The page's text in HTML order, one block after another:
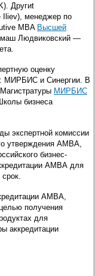
Другиt
менеджер по
MBA Высшей
Людвиковский —
оценку
МИРБИС и Синергии. В
МИРБИС
бизнеса
экспертной комиссии
утверждения АМВА,
бизнес-
АМВА для
АМВА,
получения
для
аккредитации